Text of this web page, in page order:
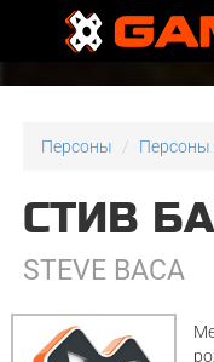
Персоны Персоны
СТИВ
STEVE BACA